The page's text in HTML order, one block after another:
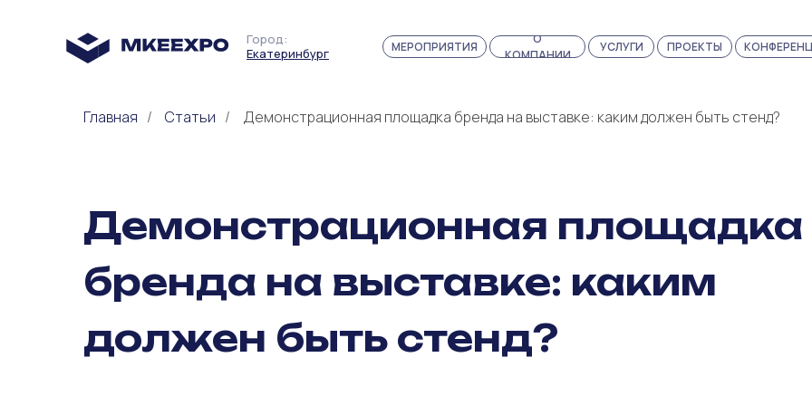
Город:
Екатеринбург
МЕРОПРИЯТИЯ ПРОЕКТЫ
О
КОМПАНИИ
УСЛУГИ
Екатеринбург МЕРОПРИЯТИЯ ПРОЕКТЫ
О
КОМПАНИИ
УСЛУГИ
Главная / Статьи / Демонстрационная площадка бренда на выставке: каким должен быть стенд?
Демонстрационная площадка
бренда на выставке: каким
должен быть стенд?